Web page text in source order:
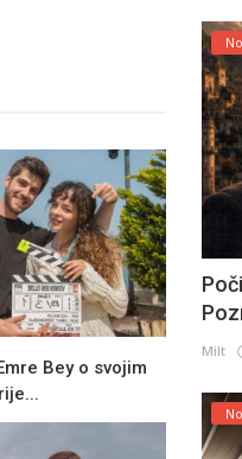
Bey o svojim
Milt